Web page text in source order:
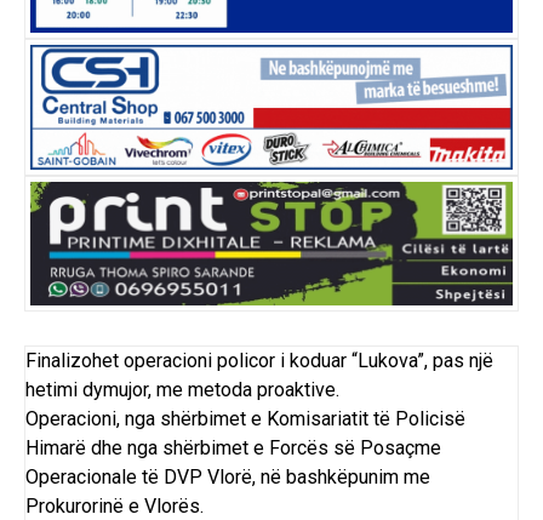
Finalizohet operacioni policor i koduar “Lukova”, pas një
hetimi dymujor, me metoda proaktive.
Operacioni, nga shërbimet e Komisariatit të Policisë
Himarë dhe nga shërbimet e Forcës së Posaçme
Operacionale të DVP Vlorë, në bashkëpunim me
Prokurorinë e Vlorës.